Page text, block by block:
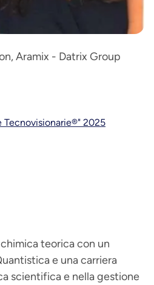
Aramix - Datrix Group
Tecnovisionarie®" 2025
teorica con un
e una carriera
scientifica e nella gestione